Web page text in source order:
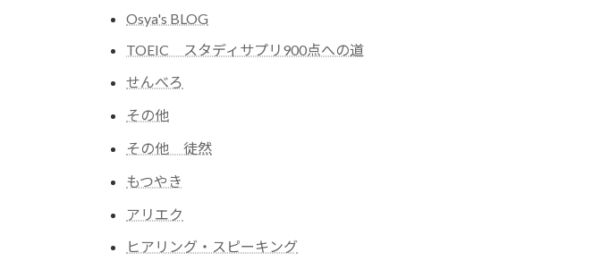
Osya's BLOG
TOEIC スタディサプリ900点への道
せんべろ
その他
その他 徒然
もつやき
アリエク
ヒアリング・スピーキング